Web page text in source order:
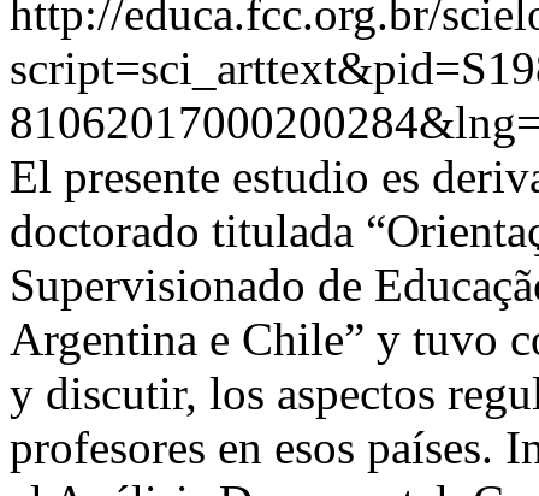
http://educa.fcc.org.br/
El presente estudio es
doctorado titulada
Supervisionado de
Argentina e Chile” y tuvo
y discutir, los aspectos
profesores en esos países.